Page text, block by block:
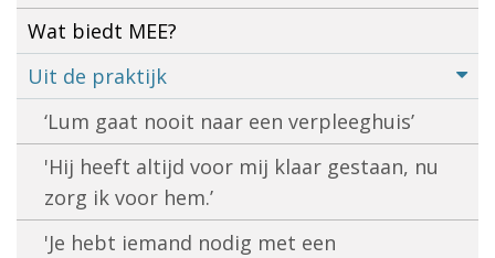
Wat biedt MEE?
Uit de praktijk
‘Lum gaat nooit naar een verpleeghuis’
'Hij heeft altijd voor mij klaar gestaan, nu
zorg ik voor hem.’
'Je hebt iemand nodig met een